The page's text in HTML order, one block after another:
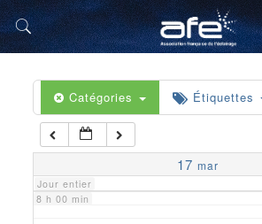
Catégories Étiquettes
17 mar
Jour entier
5 h 00 min
6 h 00 min
7 h 00 min
8 h 00 min